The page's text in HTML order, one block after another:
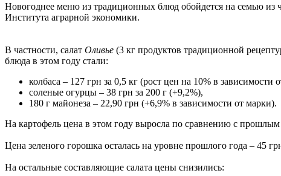
Новогоднее меню из традиционных блюд обойдется на семью из
Института аграрной экономики.
В частности, салат Оливье (3 кг продуктов традиционной
блюда в этом году стали:
колбаса – 127 грн за 0,5 кг (рост цен на 10% в зависимости
соленые огурцы – 38 грн за 200 г (+9,2%),
180 г майонеза – 22,90 грн (+6,9% в зависимости от марки).
На картофель цена в этом году выросла по сравнению с
Цена зеленого горошка осталась на уровне прошлого года – 45
На остальные составляющие салата цены снизились: